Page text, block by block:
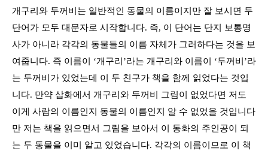
개구리와 두꺼비는 일반적인 동물의 이름이지만 잘 보시면 두
단어가 모두 대문자로 시작합니다. 즉, 이 단어는 단지 보통명
사가 아니라 각각의 동물들의 이름 자체가 그러하다는 것을 보
여줍니다. 즉 이름이 ‘개구리 ’라는 개구리와 이름이 ‘두꺼비 ’라
는 두꺼비가 있었는데 이 두 친구가 책을 함께 읽었다는 것입
니다. 만약 삽화에서 개구리와 두꺼비 그림이 없었다면 저도
이게 사람의 이름인지 동물의 이름인지 알 수 없었을 것입니다
만 저는 책을 읽으면서 그림을 보아서 이 동화의 주인공이 되
는 두 동물을 이미 알고 있었습니다. 각각의 이름이므로 이 책